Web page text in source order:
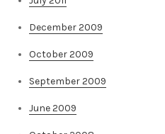
December 2009
October 2009
September 2009
June 2009